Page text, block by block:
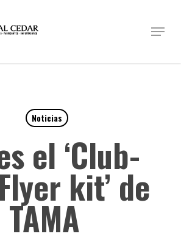
Menu
Noticias
el ‘Club-
kit’ de
TAMA
Close